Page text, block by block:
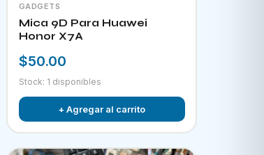
GADGETS
Mica 9D Para Huawei
Honor X7A
$50.00
Stock: 1 disponibles
+ Agregar al carrito